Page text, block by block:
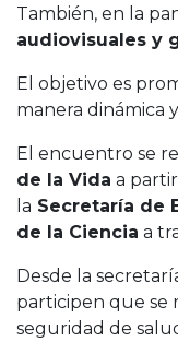
También, en la
audiovisuales y
El objetivo es
manera dinámica
El encuentro se
de la Vida a
la Secretaría de
de la Ciencia a
Desde la
participen que se
seguridad de